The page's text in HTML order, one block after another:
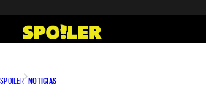
contenido
SPOILER NOTICIAS